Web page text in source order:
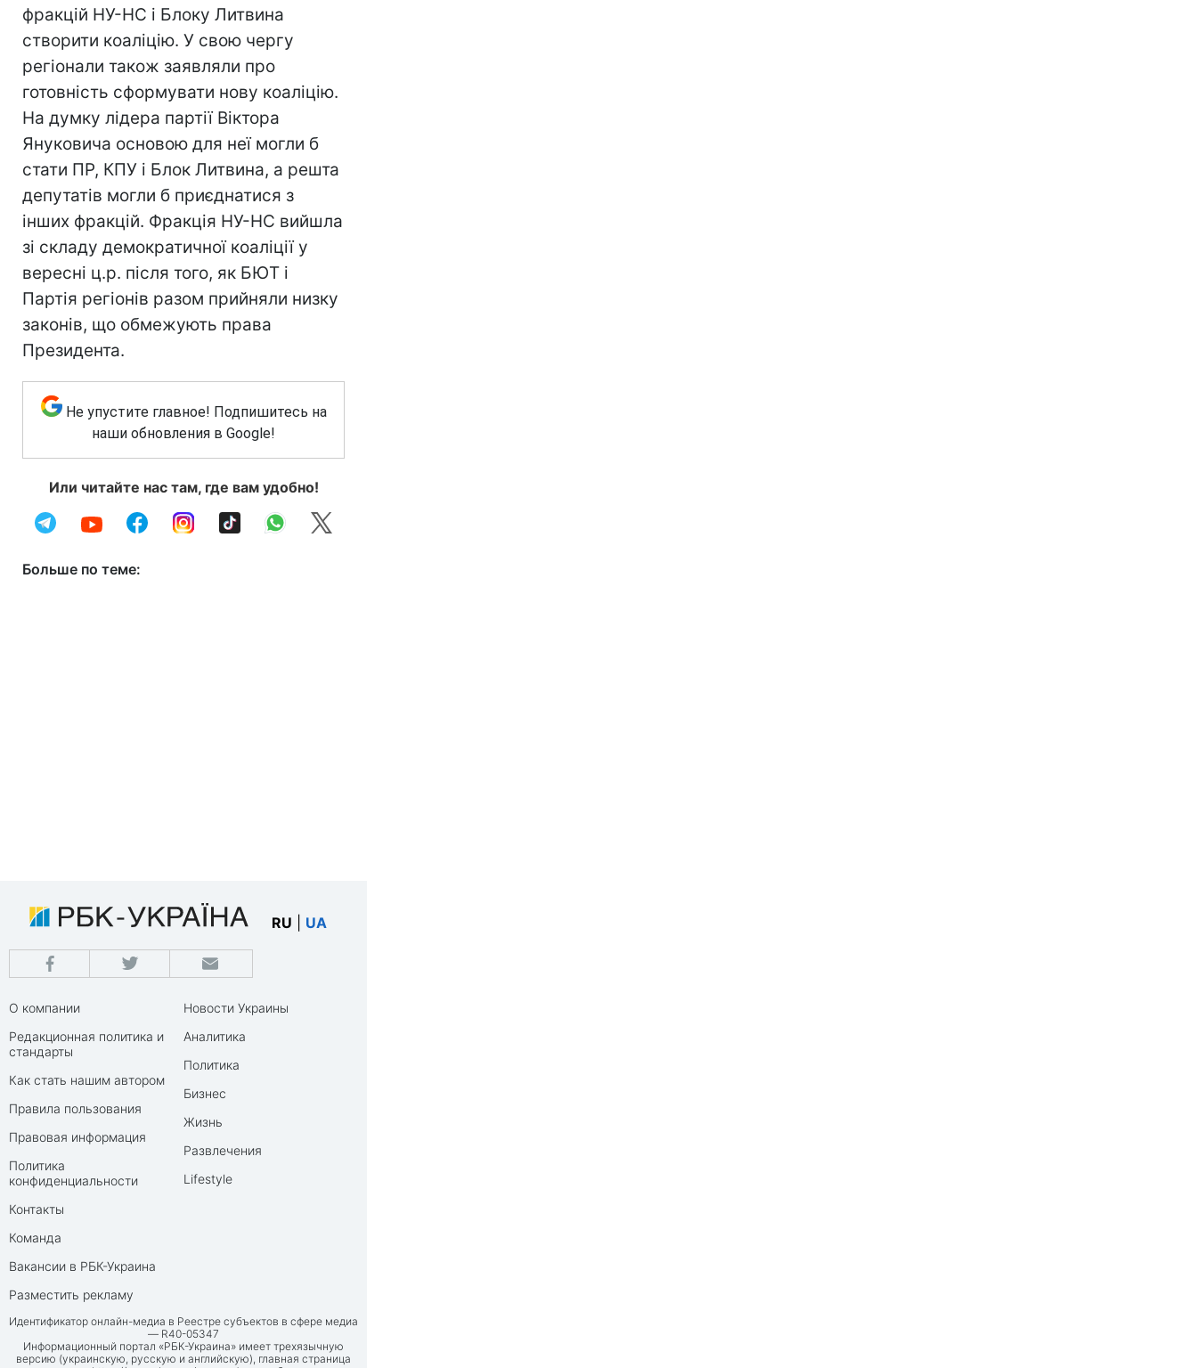
фракцій НУ-НС і Блоку Литвина
створити коаліцію. У свою чергу
регіонали також заявляли про
готовність сформувати нову коаліцію.
На думку лідера партії Віктора
Януковича основою для неї могли б
стати ПР, КПУ і Блок Литвина, а решта
депутатів могли б приєднатися з
інших фракцій. Фракція НУ-НС вийшла
зі складу демократичної коаліції у
вересні ц.р. після того, як БЮТ і
Партія регіонів разом прийняли низку
законів, що обмежують права
Президента.
Не упустите главное! Подпишитесь на
наши обновления в Google!
Или читайте нас там, где вам удобно!
Больше по теме:
RU UA
О компании
Редакционная политика и
стандарты
Как стать нашим автором
Правила пользования
Правовая информация
Политика
конфиденциальности
Контакты
Команда
Вакансии в РБК-Украина
Разместить рекламу
Новости Украины
Аналитика
Политика
Бизнес
Жизнь
Развлечения
Lifestyle
Идентификатор онлайн-медиа в Реестре субъектов в сфере медиа
— R40-05347
Информационный портал «РБК-Украина» имеет трехязычную
версию (украинскую, русскую и английскую), главная страница